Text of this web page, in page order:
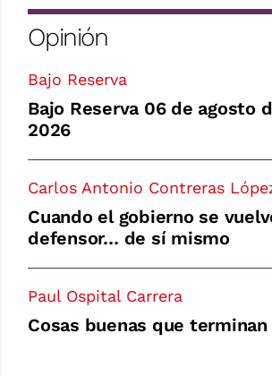
Opinión
Bajo Reserva
Bajo Reserva 06 de agosto
2026
Carlos Antonio Contreras
Cuando el gobierno se
defensor… de sí mismo
Paul Ospital Carrera
Cosas buenas que